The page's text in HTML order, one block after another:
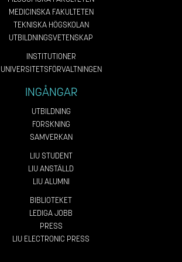
MEDICINSKA FAKULTETEN
TEKNISKA HÖGSKOLAN
UTBILDNINGSVETENSKAP
INSTITUTIONER
UNIVERSITETSFÖRVALTNINGEN
INGÅNGAR
UTBILDNING
FORSKNING
SAMVERKAN
LIU STUDENT
LIU ANSTÄLLD
LIU ALUMNI
BIBLIOTEKET
LEDIGA JOBB
PRESS
LIU ELECTRONIC PRESS